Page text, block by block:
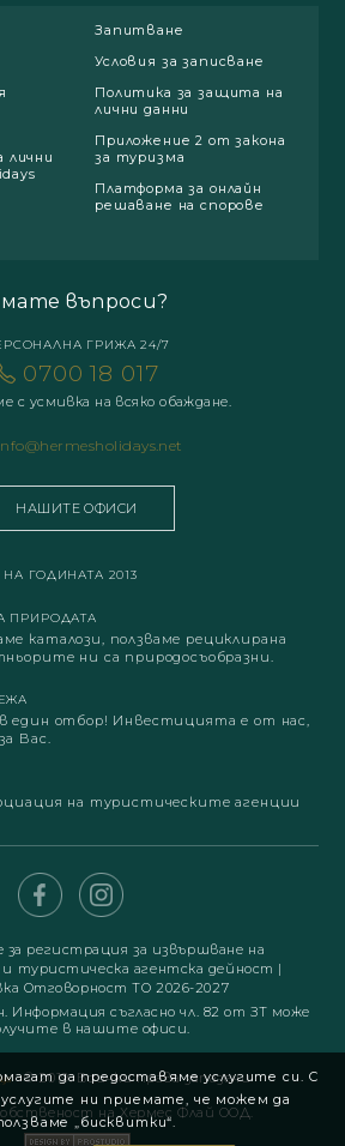
Запитване
Условия за записване
Политика за защита на
лични данни
лични
Приложение 2 от закона
за туризма
Платформа за онлайн
решаване на спорове
въпроси?
ГРИЖА 24/7
0700 18 017
с усмивка на всяко обаждане.
НАШИТЕ ОФИСИ
ГОДИНАТА 2013
ПРИРОДАТА
каталози, ползваме рециклирана
ни са природосъобразни.
един отбор! Инвестицията е от нас,
Вас.
на туристическите агенции
за регистрация за извършване на
туристическа агентска дейност |
Отговорност ТО 2026-2027
Информация съгласно чл. 82 от ЗТ може
в нашите офиси.
© 2019. Всички права запазени
на Хермес Флай ООД.
да предоставяме услугите си. С
ни приемате, че можем да
„бисквитки“.